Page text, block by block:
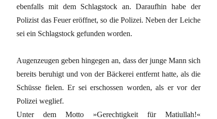
ebenfalls mit dem Schlagstock an. Daraufhin habe der
Polizist das Feuer eröffnet, so die Polizei. Neben der Leiche
sei ein Schlagstock gefunden worden.
Augenzeugen geben hingegen an, dass der junge Mann sich
bereits beruhigt und von der Bäckerei entfernt hatte, als die
Schüsse fielen. Er sei erschossen worden, als er vor der
Polizei weglief.
Unter dem Motto »Gerechtigkeit für Matiullah!«